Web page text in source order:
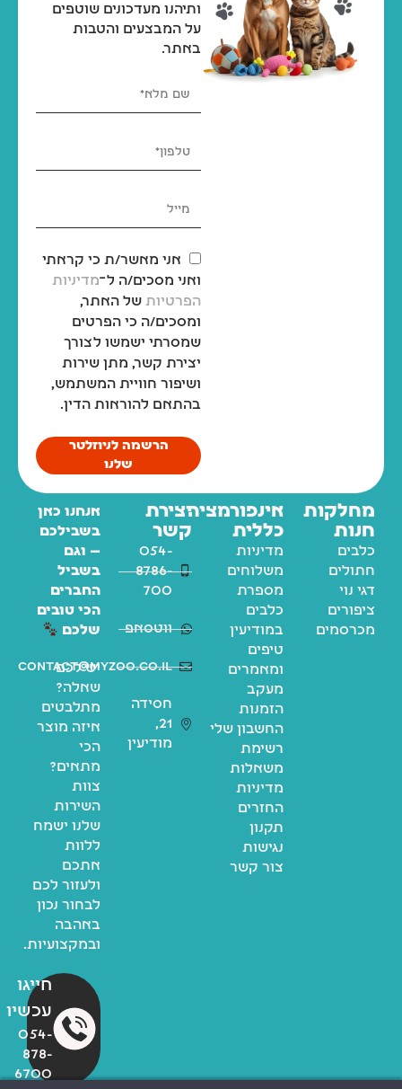
ותיהנו מעדכונים שוטפים
על המבצעים והטבות
באתר.
אני מאשר/ת כי קראתי
ואני מסכים/ה ל־מדיניות
הפרטיות של האתר,
ומסכים/ה כי הפרטים
שמסרתי ישמשו לצורך
יצירת קשר, מתן שירות
ושיפור חוויית המשתמש,
בהתאם להוראות הדין.
הרשמה לניוזלטר
שלנו
מחלקות
חנות
כלבים
חתולים
דגי נוי
ציפורים
מכרסמים
אינפורמציה
כללית
מדיניות
משלוחים
מספרת
כלבים
במודיעין
טיפים
ומאמרים
מעקב
הזמנות
החשבון שלי
רשימת
משאלות
מדיניות
החזרים
תקנון
נגישות
צור קשר
יצירת
קשר
054-
8786-
700
ווטסאפ
contact@myzoo.co.il
חסידה
21,
מודיעין
אנחנו כאן
בשבילכם
— וגם
בשביל
החברים
הכי טובים
שלכם
יש לכם
שאלה?
מתלבטים
איזה מוצר
הכי
מתאים?
צוות
השירות
שלנו ישמח
ללוות
אתכם
ולעזור לכם
לבחור נכון
באהבה
ובמקצועיות.
חייגו
עכשיו
054-
878-
6700